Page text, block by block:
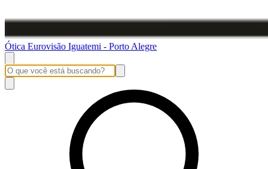
Ótica Eurovisão Iguatemi - Porto Alegre